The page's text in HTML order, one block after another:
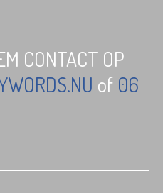
CONTACT OP
of 06